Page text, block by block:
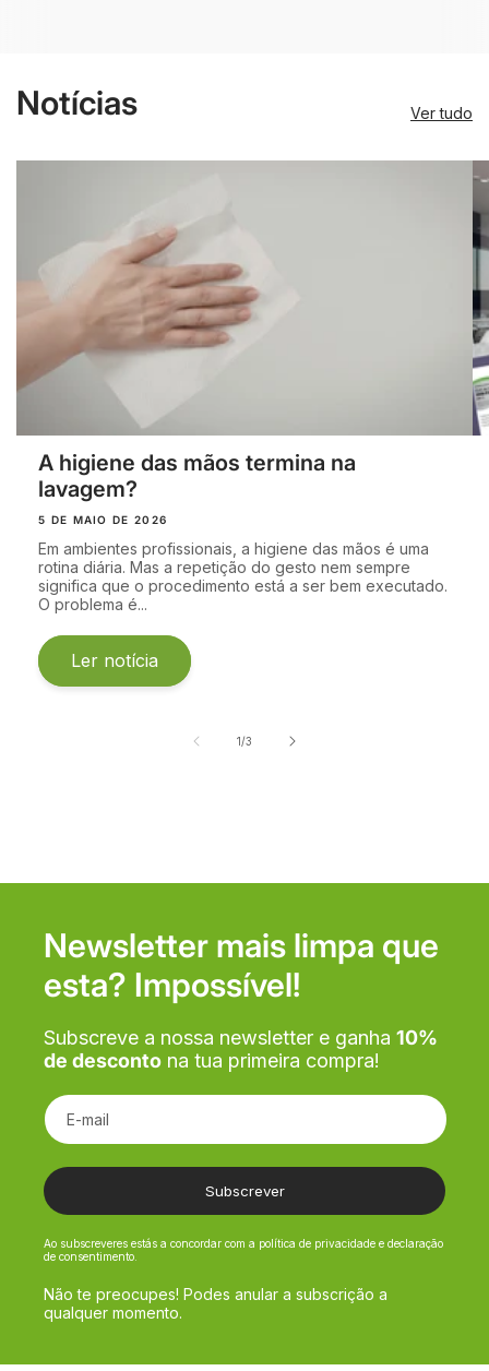
Notícias Ver tudo
A higiene das mãos termina na
lavagem?
5 DE MAIO DE 2026
Em ambientes profissionais, a higiene das mãos é uma
rotina diária. Mas a repetição do gesto nem sempre
significa que o procedimento está a ser bem executado.
O problema é...
Ler notícia
1/de
3
Newsletter mais limpa que
esta? Impossível!
Subscreve a nossa newsletter e ganha 10%
de desconto na tua primeira compra!
E-mail
Subscrever
Ao subscreveres estás a concordar com a política de privacidade e declaração
de consentimento.
Não te preocupes! Podes anular a subscrição a
qualquer momento.